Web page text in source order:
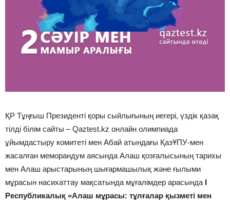
ҚР Тұңғыш Президенті қоры сыйлығының иегері, үздік қазақ
тілді білім сайты – Qaztest.kz онлайн олимпиада
ұйымдастыру комитеті мен Абай атындағы ҚазҰПУ-мен
жасалған меморандум аясында Алаш қозғалысының тарихы
мен Алаш арыстарының шығармашылық және ғылыми
мұрасын насихаттау мақсатында мұғалімдер арасында І
Республикалық «Алаш мұрасы: тұлғалар қызметі мен